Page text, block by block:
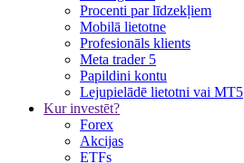
Procenti par līdzekļiem
Mobilā lietotne
Profesionāls klients
Meta trader 5
Papildini kontu
Lejupielādē lietotni vai MT5
Kur investēt?
Forex
Akcijas
ETFs